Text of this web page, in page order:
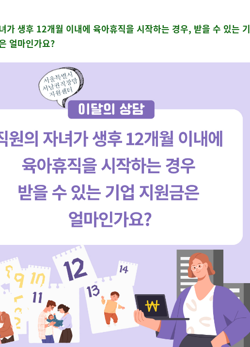
가 생후 12개월 이내에 육아휴직을 시작하는 경우, 받을 수 있는 기
얼마인가요?